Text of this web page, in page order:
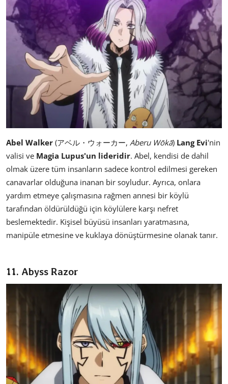
Abel Walker (アベル・ウォーカー, Aberu Wōkā) Lang Evi'nin
valisi ve Magia Lupus'un lideridir. Abel, kendisi de dahil
olmak üzere tüm insanların sadece kontrol edilmesi gereken
canavarlar olduğuna inanan bir soyludur. Ayrıca, onlara
yardım etmeye çalışmasına rağmen annesi bir köylü
tarafından öldürüldüğü için köylülere karşı nefret
beslemektedir. Kişisel büyüsü insanları yaratmasına,
manipüle etmesine ve kuklaya dönüştürmesine olanak tanır.
11. Abyss Razor